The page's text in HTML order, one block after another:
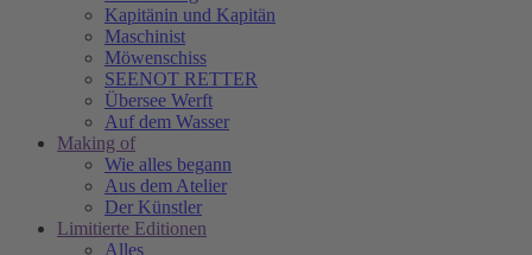
Kapitänin und Kapitän
Maschinist
Möwenschiss
SEENOT RETTER
Übersee Werft
Auf dem Wasser
Making of
Wie alles begann
Aus dem Atelier
Der Künstler
Limitierte Editionen
Alles